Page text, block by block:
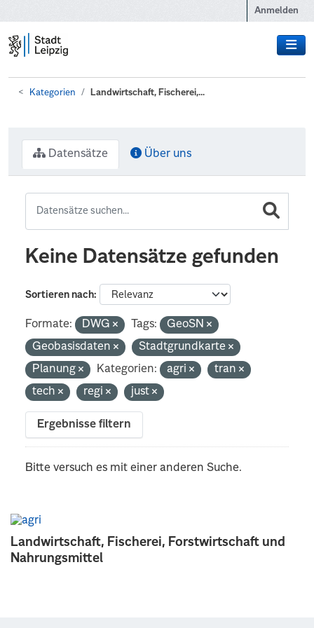
Anmelden
Kategorien Landwirtschaft, Fischerei,...
Landwirtschaft, Fischerei, Forstwirtschaft und
Nahrungsmittel
Datensätze Über uns
Keine Datensätze gefunden
Sortieren nach
Formate: DWG Tags:
GeoSN
Geobasisdaten
Stadtgrundkarte
Planung
Kategorien: agri
tran
tech
regi just
Ergebnisse filtern
Bitte versuch es mit einer anderen Suche.